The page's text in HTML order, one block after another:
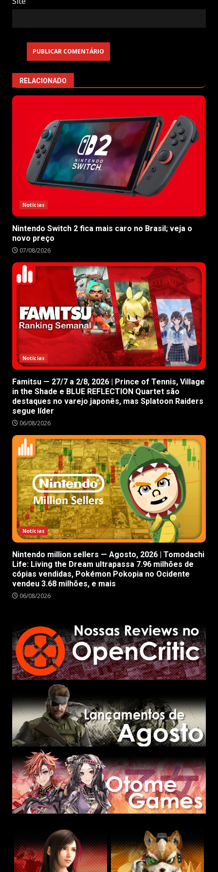
RELACIONADO
Notícias
Nintendo Switch 2 fica mais caro no Brasil; veja o
novo preço
07/08/2026
Notícias
Famitsu — 27/7 a 2/8, 2026 | Prince of Tennis, Village
in the Shade e BLUE REFLECTION Quartet são
destaques no varejo japonês, mas Splatoon Raiders
segue líder
06/08/2026
Notícias
Nintendo million sellers — Agosto, 2026 | Tomodachi
Life: Living the Dream ultrapassa 7.96 milhões de
cópias vendidas, Pokémon Pokopia no Ocidente
vendeu 3.68 milhões, e mais
06/08/2026